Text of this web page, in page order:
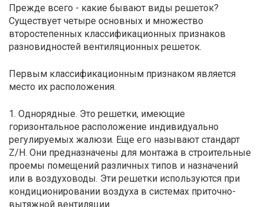
Прежде всего - какие бывают виды решеток?
Существует четыре основных и множество
второстепенных классификационных признаков
разновидностей вентиляционных решеток.
Первым классификационным признаком является
место их расположения.
1. Однорядные. Это решетки, имеющие
горизонтальное расположение индивидуально
регулируемых жалюзи. Еще его называют стандарт
Z/H. Они предназначены для монтажа в строительные
проемы помещений различных типов и назначений
или в воздуховоды. Эти решетки используются при
кондиционировании воздуха в системах приточно-
вытяжной вентиляции.